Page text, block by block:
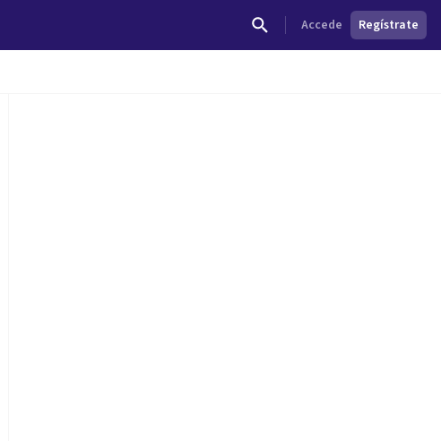
Accede Regístrate